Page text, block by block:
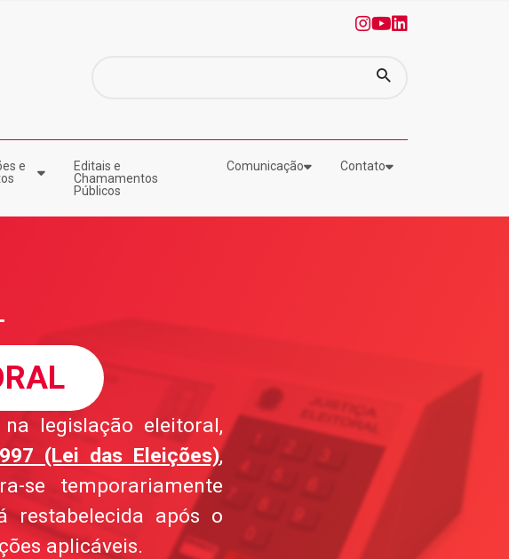
0 1 2
e
Editais e
Chamamentos
Públicos
Comunicação Contato
legislação eleitoral,
(Lei das Eleições),
se temporariamente
restabelecida após o
aplicáveis.